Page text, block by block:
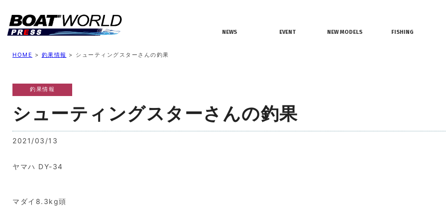
NEWS EVENT NEW MODELS FISHING
HOME > 釣果情報 > シューティングスターさんの釣果
釣果情報
シューティングスターさんの釣果
2021/03/13
ヤマハ DY-34
マダイ8.3kg頭